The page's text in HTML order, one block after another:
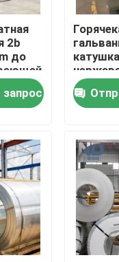
катушка
катушка
лист
нержавеющей
2b
до
катушка
финиша